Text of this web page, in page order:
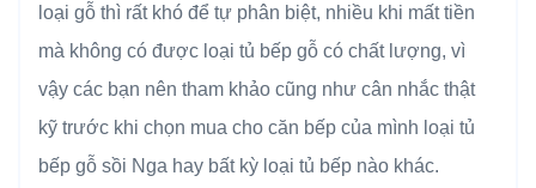
loại gỗ thì rất khó để tự phân biệt, nhiều khi mất tiền
mà không có được loại tủ bếp gỗ có chất lượng, vì
vậy các bạn nên tham khảo cũng như cân nhắc thật
kỹ trước khi chọn mua cho căn bếp của mình loại tủ
bếp gỗ sồi Nga hay bất kỳ loại tủ bếp nào khác.